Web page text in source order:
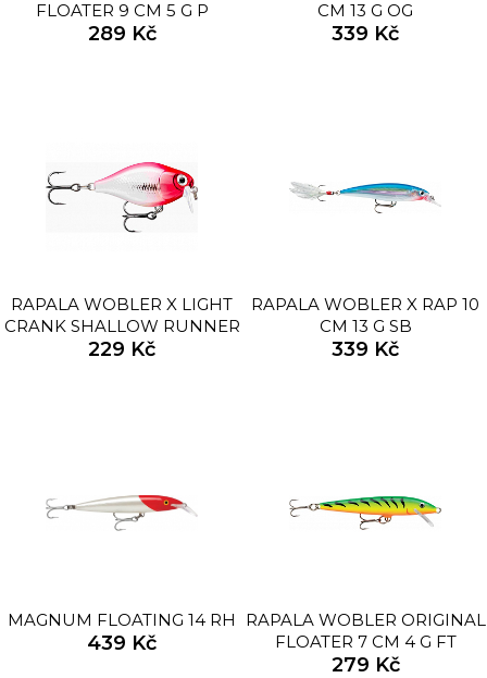
FLOATER 9 CM 5 G P
289 Kč
CM 13 G OG
339 Kč
RAPALA WOBLER X LIGHT
CRANK SHALLOW RUNNER
3,5 CM 4 G PCL
229 Kč
RAPALA WOBLER X RAP 10
CM 13 G SB
339 Kč
MAGNUM FLOATING 14 RH
439 Kč
RAPALA WOBLER ORIGINAL
FLOATER 7 CM 4 G FT
279 Kč